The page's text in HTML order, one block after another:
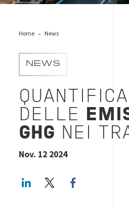
Home News
NEWS
DELLE
GHG NEI
Nov. 12 2024
LinkedInTwitter